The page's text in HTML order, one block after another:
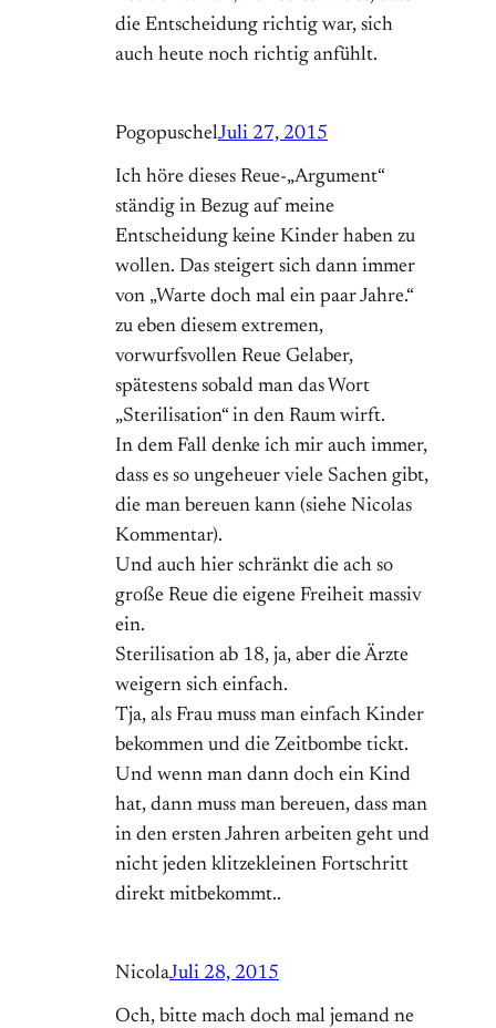
die Entscheidung richtig war, sich
auch heute noch richtig anfühlt.
PogopuschelJuli 27, 2015
Ich höre dieses Reue-„Argument“
ständig in Bezug auf meine
Entscheidung keine Kinder haben zu
wollen. Das steigert sich dann immer
von „Warte doch mal ein paar Jahre.“
zu eben diesem extremen,
vorwurfsvollen Reue Gelaber,
spätestens sobald man das Wort
„Sterilisation“ in den Raum wirft.
In dem Fall denke ich mir auch immer,
dass es so ungeheuer viele Sachen gibt,
die man bereuen kann (siehe Nicolas
Kommentar).
Und auch hier schränkt die ach so
große Reue die eigene Freiheit massiv
ein.
Sterilisation ab 18, ja, aber die Ärzte
weigern sich einfach.
Tja, als Frau muss man einfach Kinder
bekommen und die Zeitbombe tickt.
Und wenn man dann doch ein Kind
hat, dann muss man bereuen, dass man
in den ersten Jahren arbeiten geht und
nicht jeden klitzekleinen Fortschritt
direkt mitbekommt..
NicolaJuli 28, 2015
Och, bitte mach doch mal jemand ne